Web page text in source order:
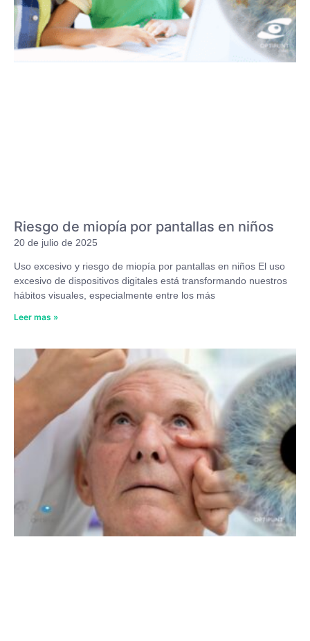
Riesgo de miopía por pantallas en niños
20 de julio de 2025
Uso excesivo y riesgo de miopía por pantallas en niños El uso
excesivo de dispositivos digitales está transformando nuestros
hábitos visuales, especialmente entre los más
Leer mas »